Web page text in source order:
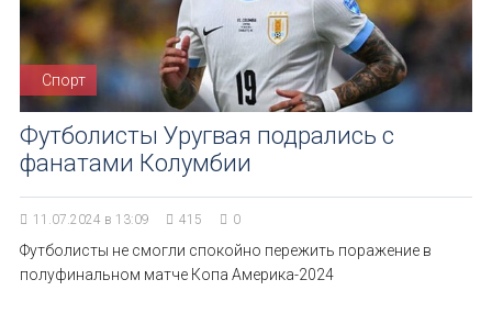
Спорт
Футболисты Уругвая подрались с
фанатами Колумбии
11.07.2024 в 13:09 415 0
Футболисты не смогли спокойно пережить поражение в
полуфинальном матче Копа Америка-2024